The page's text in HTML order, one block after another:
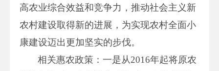
高农业综合效益和竞争力，推动社会主义新
农村建设取得新的进展，为实现农村全面小
康建设迈出更加坚实的步伐。
相关惠农政策：一是从2016年起将原农